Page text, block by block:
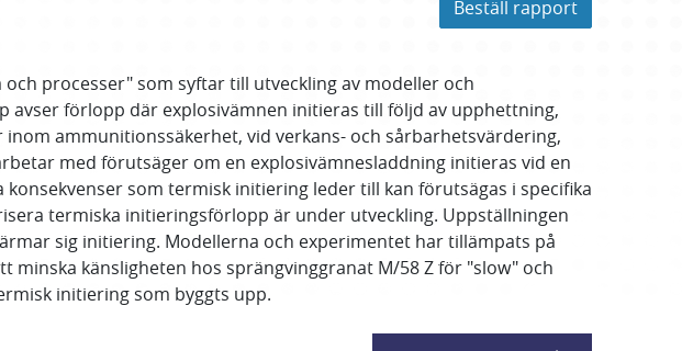
Beställ rapport
processer" som syftar till utveckling av modeller och
förlopp där explosivämnen initieras till följd av upphettning,
ammunitionssäkerhet, vid verkans- och sårbarhetsvärdering,
med förutsäger om en explosivämnesladdning initieras vid en
som termisk initiering leder till kan förutsägas i specifika
termiska initieringsförlopp är under utveckling. Uppställningen
sig initiering. Modellerna och experimentet har tillämpats på
känsligheten hos sprängvinggranat M/58 Z för "slow" och
initiering som byggts upp.